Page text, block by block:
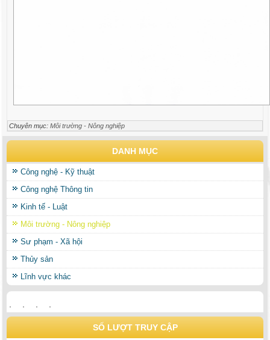
Chuyên mục:Môi trường - Nông nghiệp
DANH MỤC
Công nghệ - Kỹ thuật
Công nghệ Thông tin
Kinh tế - Luật
Môi trường - Nông nghiệp
Sư phạm - Xã hội
Thủy sản
Lĩnh vực khác
SỐ LƯỢT TRUY CẬP